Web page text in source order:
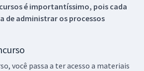
é importantíssimo, pois cada
de administrar os processos
você passa a ter acesso a materiais